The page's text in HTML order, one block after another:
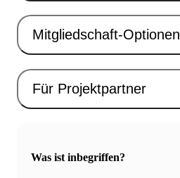
Mitgliedschaft-Optionen
Für Projektpartner
Was ist inbegriffen?